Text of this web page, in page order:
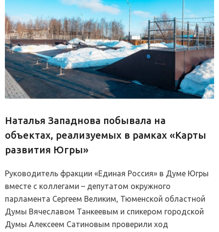
Наталья Западнова побывала на
объектах, реализуемых в рамках «Карты
развития Югры»
Руководитель фракции «Единая Россия» в Думе Югры
вместе с коллегами – депутатом окружного
парламента Сергеем Великим, Тюменской областной
Думы Вячеславом Танкеевым и спикером городской
Думы Алексеем Сатиновым проверили ход